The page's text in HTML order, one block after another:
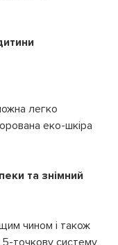
легко
еко-шкіра
та знімний
чином і також
5-точкову систему